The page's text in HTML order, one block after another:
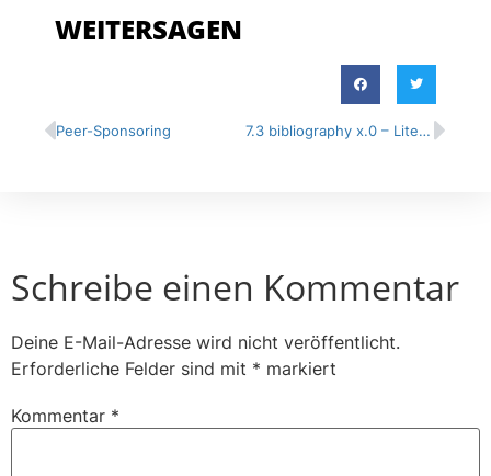
WEITERSAGEN
Peer-Sponsoring 7.3 bibliography x.0 – Literaturarbeit neu erdacht
Schreibe einen Kommentar
Deine E-Mail-Adresse wird nicht veröffentlicht.
Erforderliche Felder sind mit * markiert
Kommentar *